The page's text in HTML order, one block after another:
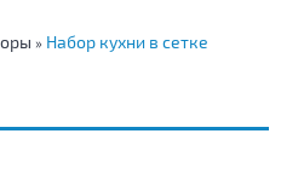
» Набор кухни в сетке